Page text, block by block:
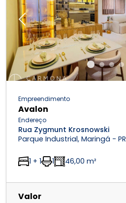
Previous
Empreendimento
Avalon
Endereço
Rua Zygmunt Krosnowski
Parque Industrial, Maringá - PR
1 + 1 1 46,00 m²
Valor